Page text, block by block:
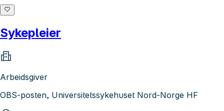
Sykepleier
Arbeidsgiver
OBS-posten, Universitetssykehuset Nord-Norge HF